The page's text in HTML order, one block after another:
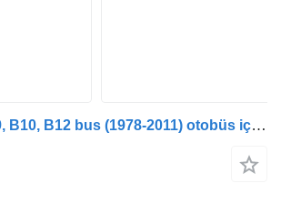
Volvo B6, B7, B9, B10, B12 bus (1978-2011) otobüs için Volvo B12M (01.99-) 20940474 difrensiyel mili